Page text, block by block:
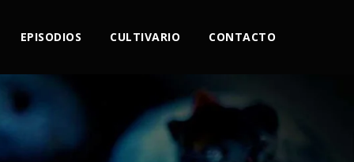
EPISODIOS CULTIVARIO CONTACTO